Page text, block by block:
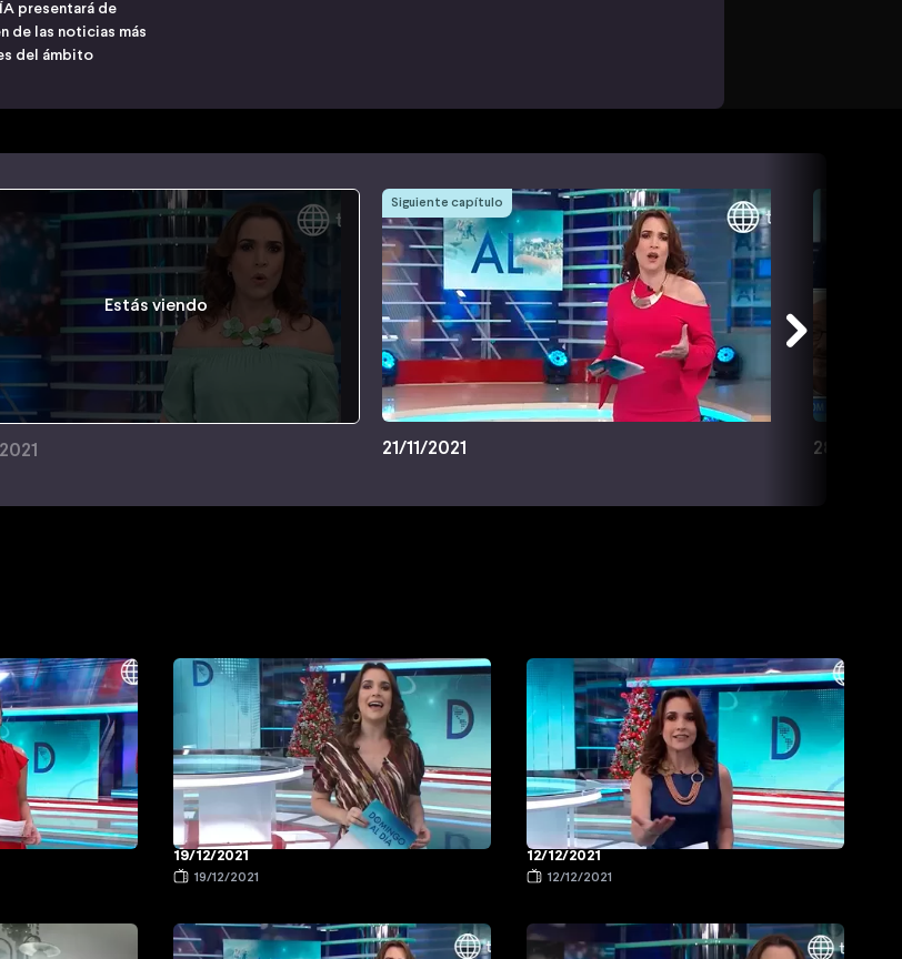
presentará de
de las noticias más
del ámbito
Estás viendo
Siguiente capítulo
21/11/2021 28/11/2021
19/12/2021
19/12/2021
12/12/2021
12/12/2021